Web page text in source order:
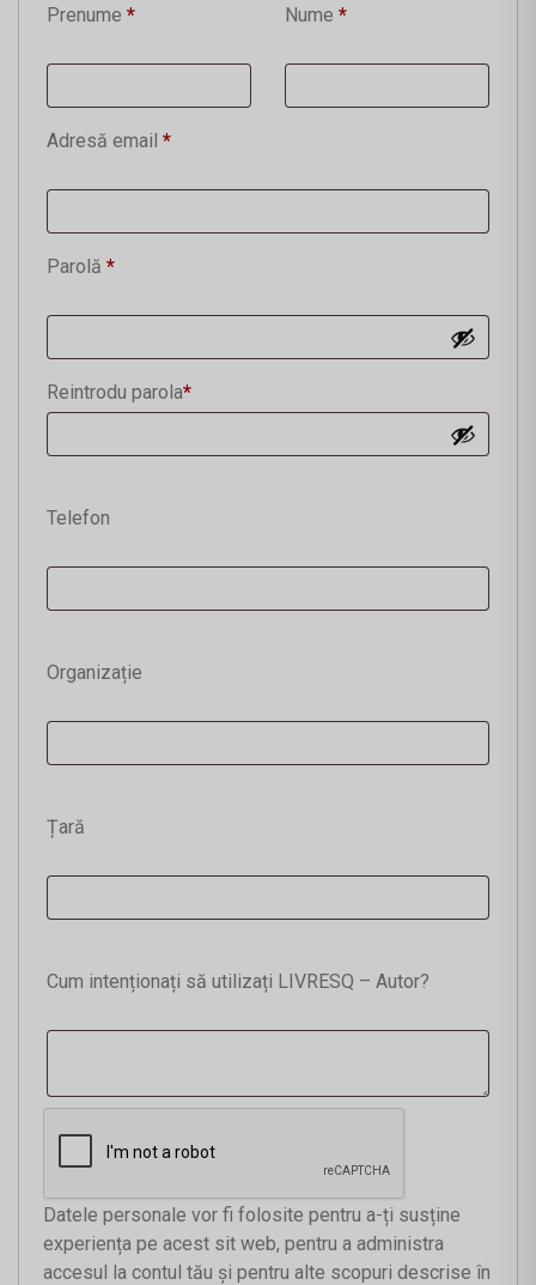
Prenume * Nume*
Adresă email *
Parolă *
Reintrodu parola*
Telefon
Organizație
Țară
Cum intenționați să utilizați LIVRESQ – Autor?
Datele personale vor fi folosite pentru a-ți susține
experiența pe acest sit web, pentru a administra
accesul la contul tău și pentru alte scopuri descrise în